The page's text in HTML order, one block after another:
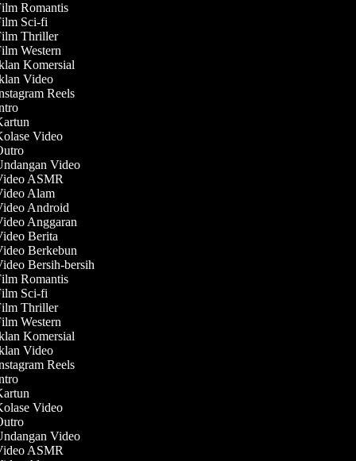
Romantis
Sci-fi
Thriller
Western
Komersial
Video
Reels
Video
Video
ASMR
Alam
Android
Anggaran
Berita
Berkebun
Bersih-bersih
Romantis
Sci-fi
Thriller
Western
Komersial
Video
Reels
Video
Video
ASMR